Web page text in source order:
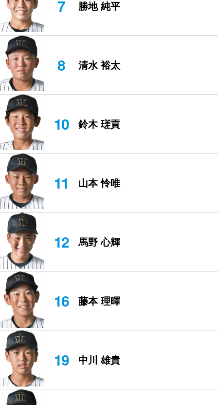
7 勝地 純平
8 清水 裕太
10 鈴木 瑳貢
11 山本 怜唯
12 馬野 心輝
16 藤本 理暉
19 中川 雄貴